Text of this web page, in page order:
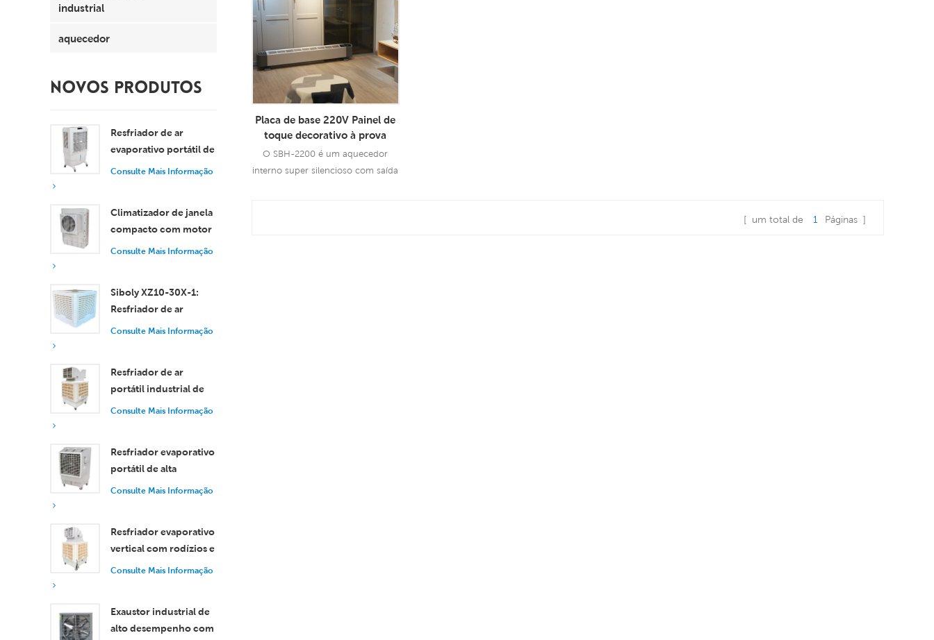
industrial
aquecedor
NOVOS PRODUTOS
Resfriador de ar
evaporativo portátil de
8000 m³/h com
Consulte Mais Informação
Climatizador de janela
compacto com motor
axial, resfriamento
médios.
Consulte Mais Informação
Siboly XZ10-30X-1:
Resfriador de ar
evaporativo industrial
Consulte Mais Informação
Resfriador de ar
portátil industrial de
18.000 m³/h com
grandes espaços.
Consulte Mais Informação
Resfriador evaporativo
portátil de alta
eficiência com
remoto.
Consulte Mais Informação
Resfriador evaporativo
vertical com rodízios e
controle remoto, com
Consulte Mais Informação
Exaustor industrial de
alto desempenho com
Placa de base 220V Painel de
toque decorativo à prova
d'água para economia de
energia e aquecimento por
O SBH-2200 é um aquecedor
interno super silencioso com saída
[ um total de 1 Páginas ]